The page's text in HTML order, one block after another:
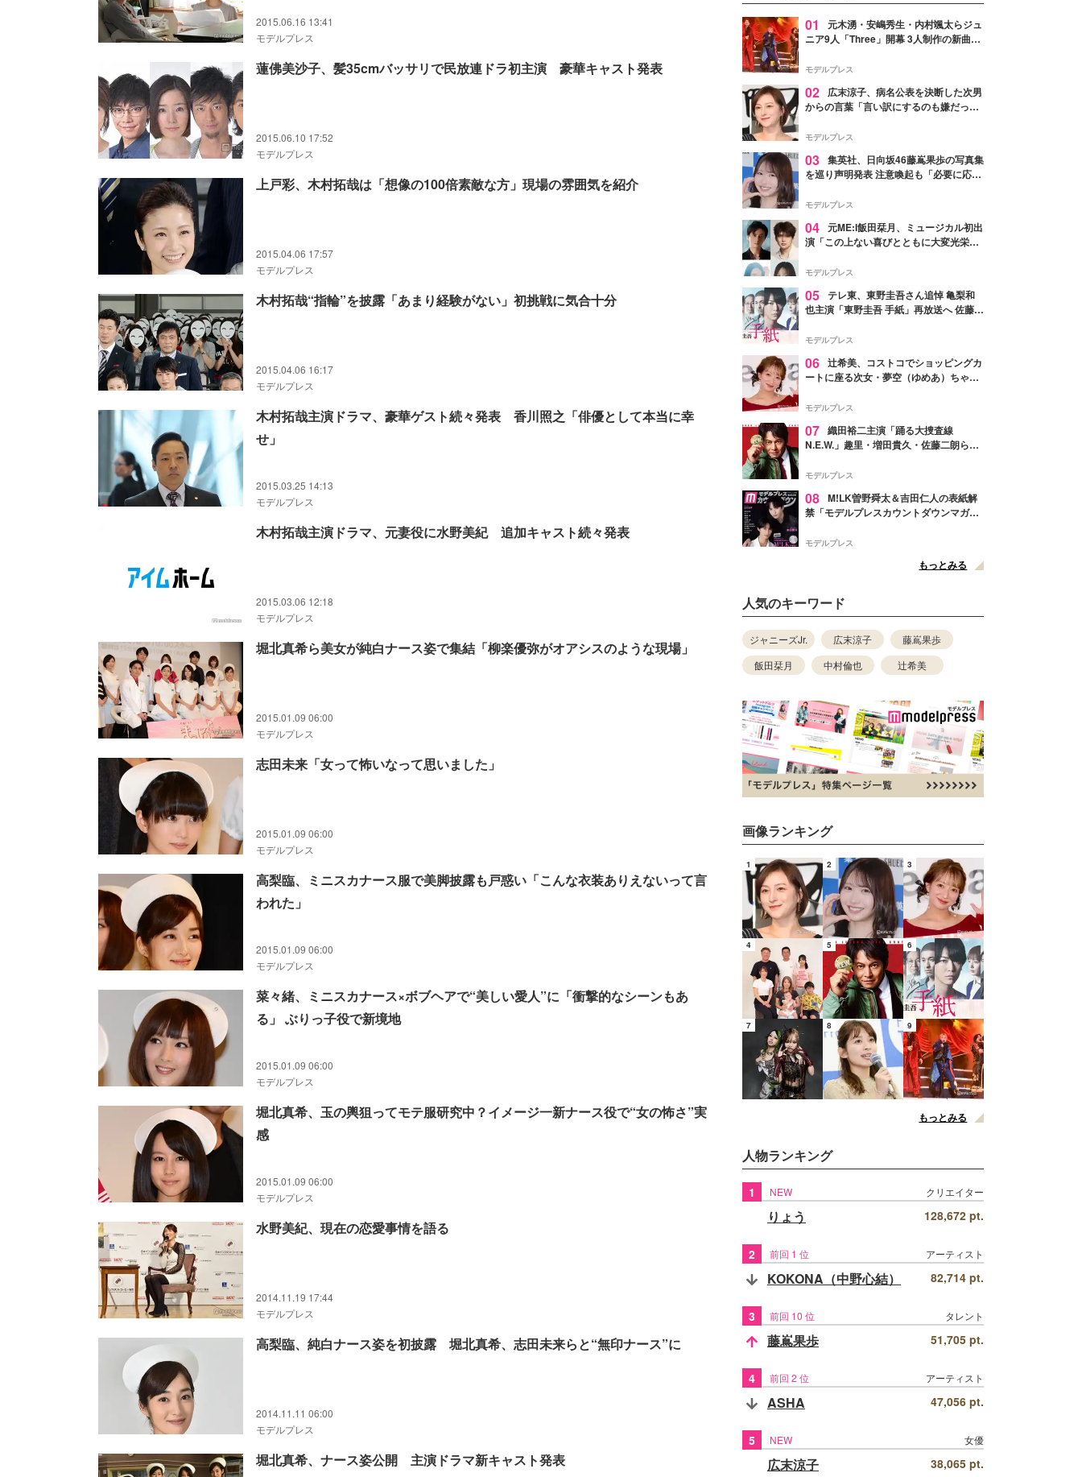
2015.06.16 13:41
モデルプレス
蓮佛美沙子、髪35cmバッサリで民放連ドラ初主演 豪華キャスト発表
2015.06.10 17:52
モデルプレス
上戸彩、木村拓哉は「想像の100倍素敵な方」現場の雰囲気を紹介
2015.04.06 17:57
モデルプレス
木村拓哉“指輪”を披露「あまり経験がない」初挑戦に気合十分
2015.04.06 16:17
モデルプレス
木村拓哉主演ドラマ、豪華ゲスト続々発表 香川照之「俳優として本当に幸
せ」
2015.03.25 14:13
モデルプレス
木村拓哉主演ドラマ、元妻役に水野美紀 追加キャスト続々発表
2015.03.06 12:18
モデルプレス
堀北真希ら美女が純白ナース姿で集結「柳楽優弥がオアシスのような現場」
2015.01.09 06:00
モデルプレス
志田未来「女って怖いなって思いました」
2015.01.09 06:00
モデルプレス
高梨臨、ミニスカナース服で美脚披露も戸惑い「こんな衣装ありえないって言
われた」
2015.01.09 06:00
モデルプレス
菜々緒、ミニスカナース×ボブヘアで“美しい愛人”に「衝撃的なシーンもあ
る」 ぶりっ子役で新境地
2015.01.09 06:00
モデルプレス
堀北真希、玉の輿狙ってモテ服研究中？イメージ一新ナース役で“女の怖さ”実
感
2015.01.09 06:00
モデルプレス
水野美紀、現在の恋愛事情を語る
2014.11.19 17:44
モデルプレス
高梨臨、純白ナース姿を初披露 堀北真希、志田未来らと“無印ナース”に
2014.11.11 06:00
モデルプレス
堀北真希、ナース姿公開 主演ドラマ新キャスト発表
01
元木湧・安嶋秀生・内村颯太らジュ
ニア9人「Three」開幕 3人制作の新曲＆
進んで夢を掴みたい」【ゲネプロレポ】
モデルプレス
02
広末涼子、病名公表を決断した次男
からの言葉「言い訳にするのも嫌だっ
モデルプレス
03 集英社、日向坂46藤嶌果歩の写真集
を巡り声明発表 注意喚起も「必要に応じ
モデルプレス
04 元ME:I飯田栞月、ミュージカル初出
演「この上ない喜びとともに大変光栄」
ャスト発表
モデルプレス
05 テレ東、東野圭吾さん追悼 亀梨和
也主演「東野圭吾 手紙」再放送へ 佐藤隆
モデルプレス
06 辻希美、コストコでショッピングカ
ートに座る次女・夢空（ゆめあ）ちゃん
ぎ」「成長を感じる」の声
モデルプレス
07 織田裕二主演「踊る大捜査線
N.E.W.」趣里・増田貴久・佐藤二朗ら新
徴する“謎のキーワード”も
モデルプレス
08 M!LK曽野舜太＆吉田仁人の表紙解
禁「モデルプレスカウントダウンマガジ
モデルプレス
もっとみる
人気のキーワード
ジャニーズJr. 広末涼子
藤嶌果歩
飯田栞月
中村倫也 辻希美
画像ランキング
1 2 3
4 5 6
7 8 9
もっとみる
人物ランキング
1 NEW クリエイター
りょう 128,672 pt.
2 前回 1 位 アーティスト
KOKONA（中野心結） 82,714 pt.
3 前回 10 位 タレント
藤嶌果歩 51,705 pt.
4 前回 2 位 アーティスト
ASHA 47,056 pt.
5 NEW 女優
広末涼子 38,065 pt.